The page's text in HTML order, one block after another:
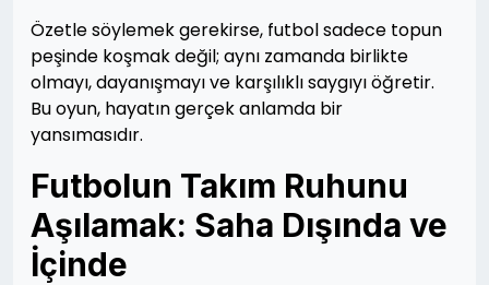
Özetle söylemek gerekirse, futbol sadece topun
peşinde koşmak değil; aynı zamanda birlikte
olmayı, dayanışmayı ve karşılıklı saygıyı öğretir.
Bu oyun, hayatın gerçek anlamda bir
yansımasıdır.
Futbolun Takım Ruhunu
Aşılamak: Saha Dışında ve
İçinde